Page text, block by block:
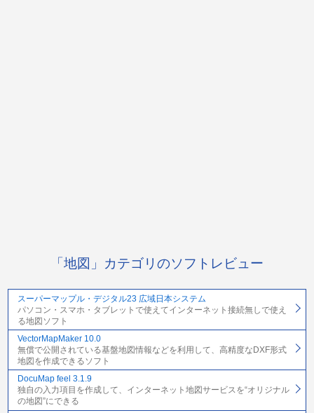
「地図」カテゴリのソフトレビュー
スーパーマップル・デジタル23 広域日本システム
パソコン・スマホ・タブレットで使えてインターネット接続無しで使え
る地図ソフト
VectorMapMaker 10.0
無償で公開されている基盤地図情報などを利用して、高精度なDXF形式
地図を作成できるソフト
DocuMap feel 3.1.9
独自の入力項目を作成して、インターネット地図サービスを“オリジナル
の地図”にできる